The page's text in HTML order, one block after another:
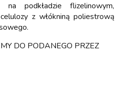
na podkładzie flizelinowym,
z włókniną poliestrową
DO PODANEGO PRZEZ